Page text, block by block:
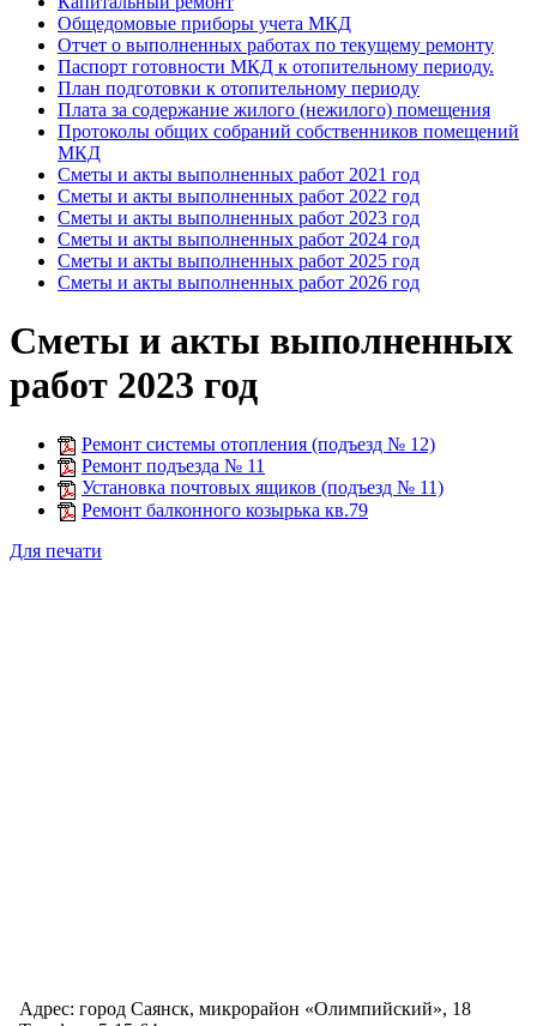
Общедомовые приборы учета МКД
Отчет о выполненных работах по текущему ремонту
Паспорт готовности МКД к отопительному периоду.
План подготовки к отопительному периоду
Плата за содержание жилого (нежилого) помещения
Протоколы общих собраний собственников помещений
МКД
Сметы и акты выполненных работ 2021 год
Сметы и акты выполненных работ 2022 год
Сметы и акты выполненных работ 2023 год
Сметы и акты выполненных работ 2024 год
Сметы и акты выполненных работ 2025 год
Сметы и акты выполненных работ 2026 год
Сметы и акты выполненных
работ 2023 год
Ремонт системы отопления (подъезд № 12)
Ремонт подъезда № 11
Установка почтовых ящиков (подъезд № 11)
Ремонт балконного козырька кв.79
Для печати
Адрес: город Саянск, микрорайон «Олимпийский», 18